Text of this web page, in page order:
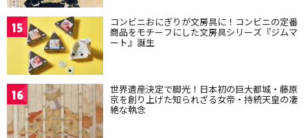
15 コンビニおにぎりが文房具に！コンビニの定番
商品をモチーフにした文房具シリーズ『ジムマ
ート』誕生
16 世界遺産決定で脚光！日本初の巨大都城・藤原
京を創り上げた知られざる女帝・持統天皇の凄
絶な執念